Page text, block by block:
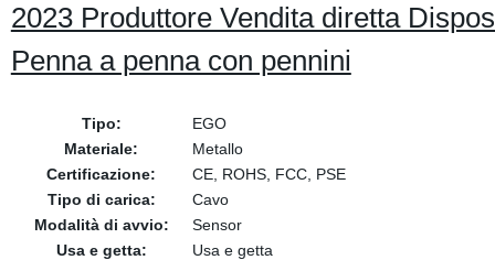
2023 Produttore Vendita diretta
Penna a penna con pennini
Tipo:
EGO
Materiale:
Metallo
Certificazione:
CE, ROHS, FCC, PSE
Tipo di carica:
Cavo
Modalità di avvio:
Sensor
Usa e getta:
Usa e getta